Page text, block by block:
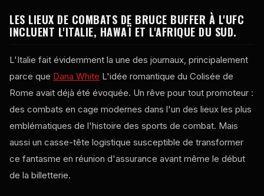
LES LIEUX DE COMBATS DE BRUCE BUFFER À L'UFC
INCLUENT L'ITALIE, HAWAÏ ET L'AFRIQUE DU SUD.
L'Italie fait évidemment la une des journaux, principalement
parce que Dana White L'idée romantique du Colisée de
Rome avait déjà été évoquée. Un rêve pour tout promoteur :
des combats en cage modernes dans l'un des lieux les plus
emblématiques de l'histoire des sports de combat. Mais
aussi un casse-tête logistique susceptible de transformer
ce fantasme en réunion d'assurance avant même le début
de la billetterie.